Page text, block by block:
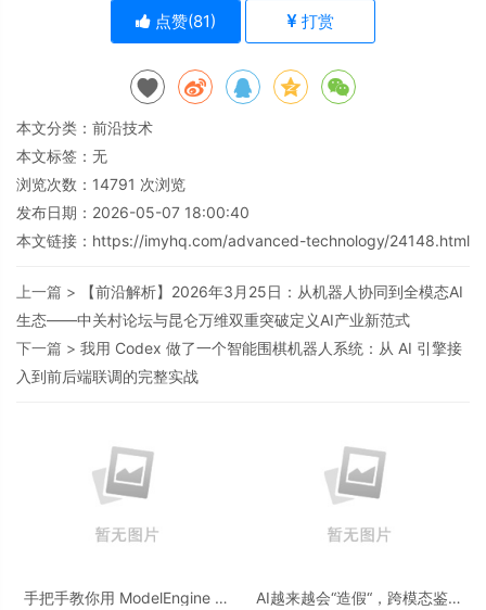
点赞(81) 打赏
本文分类： 前沿技术
本文标签：无
浏览次数： 14791 次浏览
发布日期：2026-05-07 18:00:40
本文链接： https://imyhq.com/advanced-technology/24148.html
上一篇 >
【前沿解析】2026年3月25日：从机器人协同到全模态AI
生态——中关村论坛与昆仑万维双重突破定义AI产业新范式
下一篇 > 我用 Codex 做了一个智能围棋机器人系统：从 AI 引擎接
入到前后端联调的完整实战
手把手教你用 ModelEngine 打
AI越来越会“造假“，跨模态鉴伪